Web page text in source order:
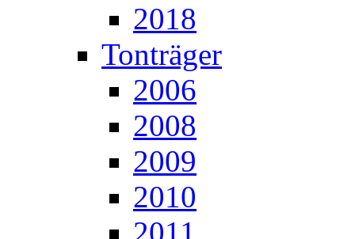
2018
Tonträger
2006
2008
2009
2010
2011